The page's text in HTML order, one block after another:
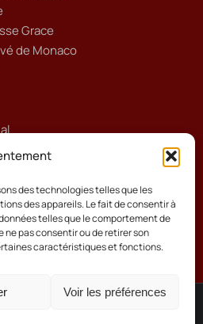
des technologies telles que les
des appareils. Le fait de consentir à
telles que le comportement de
ne pas consentir ou de retirer son
caractéristiques et fonctions.
Voir les préférences
Grace
de Monaco
français